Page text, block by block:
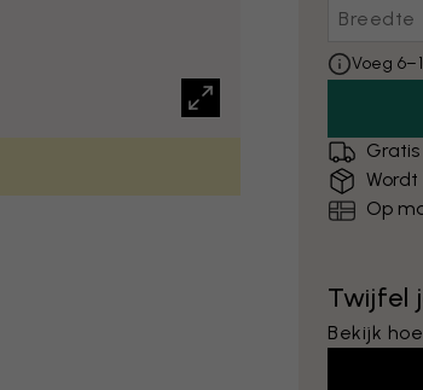
Voeg
Op
Twijfel
Bekijk